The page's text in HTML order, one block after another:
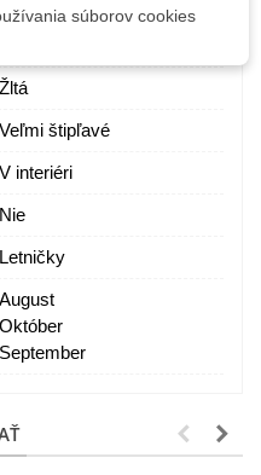
Žltá
Veľmi štipľavé
V interiéri
Nie
Letničky
August
Október
September
súborov cookies